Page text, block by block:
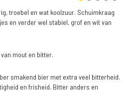
troebel en wat koolzuur. Schuimkraag
en verder wel stabiel, grof en wit van
mout en bitter.
smakend bier met extra veel bitterheid.
en frisheid. Bitter anders en